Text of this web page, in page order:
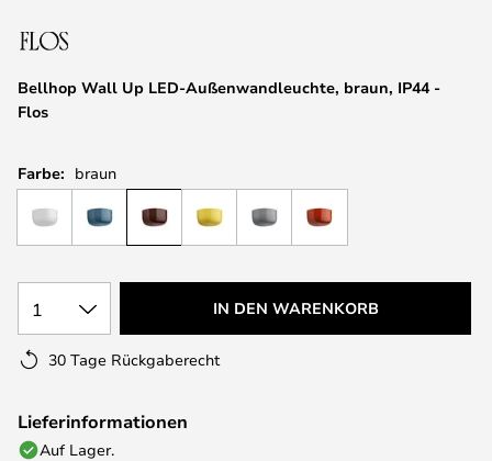
Bellhop Wall Up LED-Außenwandleuchte, braun, IP44 -
Flos
Farbe: braun
1 IN DEN WARENKORB
30 Tage Rückgaberecht
Lieferinformationen
Auf Lager.